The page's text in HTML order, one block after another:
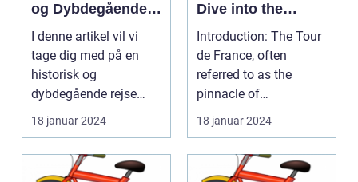
og Dybdegående
Gennemgang
I denne artikel vil vi
tage dig med på en
historisk og
dybdegående rejse
gennem udviklingen af
Tour ...
18 januar 2024
Dive into the
Premier Cycling
Event
Introduction: The Tour
de France, often
referred to as the
pinnacle of
professional road
cycling, c...
18 januar 2024